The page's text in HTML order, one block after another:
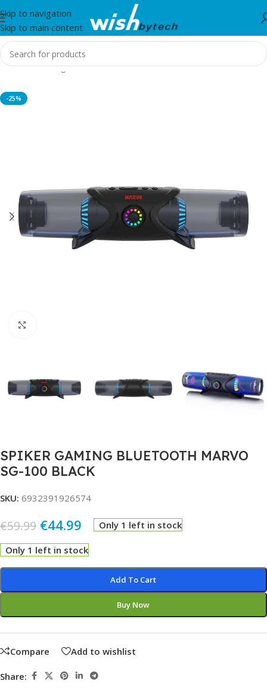
Skip to navigation
Skip to main content
Home/Gaming
-25%
SPIKER GAMING BLUETOOTH MARVO
SG-100 BLACK
SKU: 6932391926574
€59.99 €44.99 Only 1 left in stock
Only 1 left in stock
Add To Cart
Buy Now
Compare Add to wishlist
Share: